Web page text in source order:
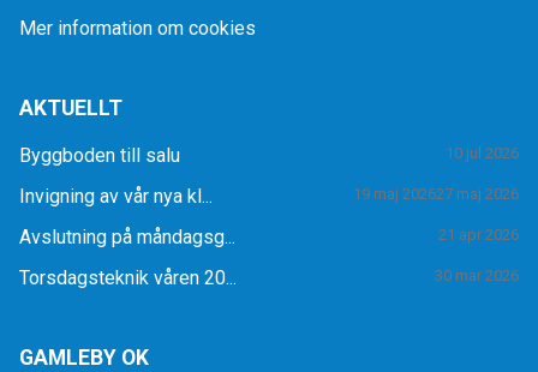
Mer information om cookies
AKTUELLT
Byggboden till salu 10 jul 2026
27 maj 2026
Invigning av vår nya kl... 19 maj 2026
Avslutning på måndagsg... 21 apr 2026
Torsdagsteknik våren 20... 30 mar 2026
GAMLEBY OK